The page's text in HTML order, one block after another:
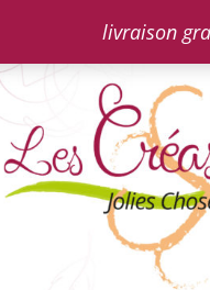
livraison